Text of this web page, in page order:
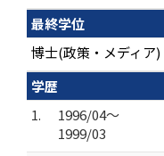
最終学位
博士(政策・メディア)
学歴
1.
1996/04～
1999/03